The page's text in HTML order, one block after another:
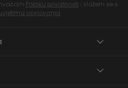
Politiku privatnosti i slažem se s
poslovanja